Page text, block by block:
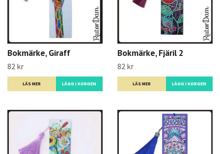
Bokmärke, Giraff
82 kr
LÄS MER
Bokmärke, Fjäril 2
82 kr
LÄS MER